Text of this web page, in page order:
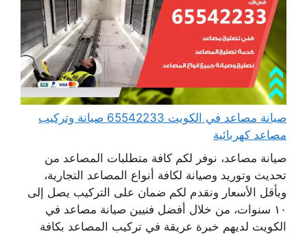
صيانة مصاعد في الكويت 65542233 صيانة وتركيب
مصاعد كهربائية
صيانة مصاعد، نوفر لكم كافة متطلبات المصاعد من
تحديث وتوريد وصيانة لكافة أنواع المصاعد التجارية،
وبأقل الأسعار ونقدم لكم ضمان على التركيب يصل إلى
١٠ سنوات، من خلال أفضل فنيين صيانة مصاعد في
الكويت لديهم خبرة عريقة في تركيب المصاعد بكافة